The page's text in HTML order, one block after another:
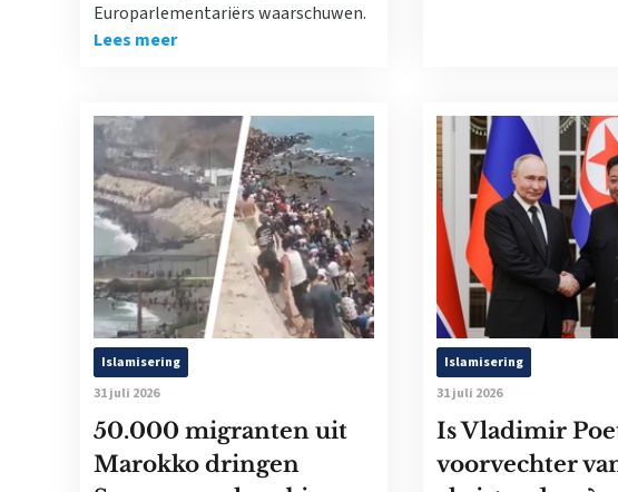
Europarlementariërs waarschuwen.
Lees meer
Islamisering
31 juli 2026
50.000 migranten uit
Marokko dringen
Islamisering
31 juli 2026
Is Vladimir
voorvechter